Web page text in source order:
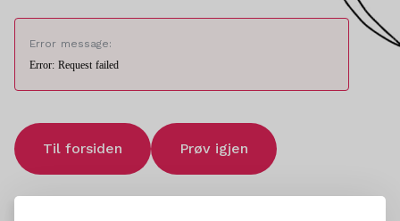
Error message:
Error: Request failed
Til forsiden Prøv igjen